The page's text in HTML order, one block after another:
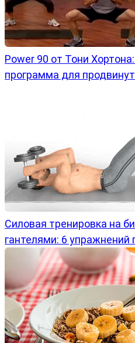
Power 90 от Тони
программа для
Силовая тренировка на
гантелями: 6 упражнений